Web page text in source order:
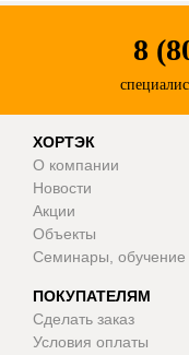
8
ХОРТЭК
О компании
Новости
Акции
Объекты
Семинары, обучение
ПОКУПАТЕЛЯМ
Сделать заказ
Условия оплаты